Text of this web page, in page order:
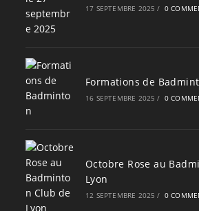
17 SEPTEMBRE 2025 / 0
Formations de
16 SEPTEMBRE 2025 / 0
Octobre Rose au
Lyon
12 SEPTEMBRE 2025 / 0